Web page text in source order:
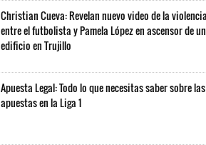
Christian Cueva: Revelan nuevo video de la
entre el futbolista y Pamela López en ascensor de un
edificio en Trujillo
Apuesta Legal: Todo lo que necesitas saber sobre las
apuestas en la Liga 1